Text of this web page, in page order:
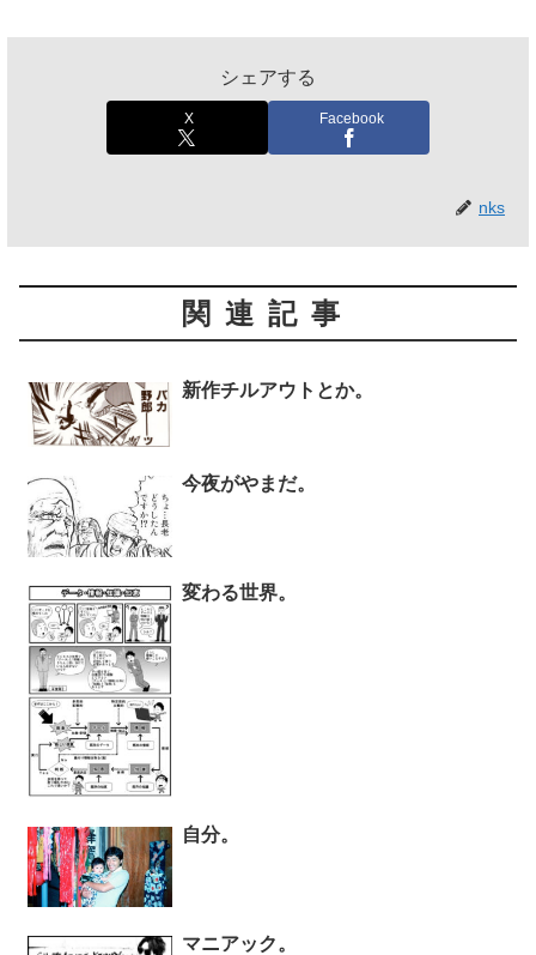
シェアする
X Facebook
nks
関連記事
新作チルアウトとか。
今夜がやまだ。
変わる世界。
自分。
マニアック。